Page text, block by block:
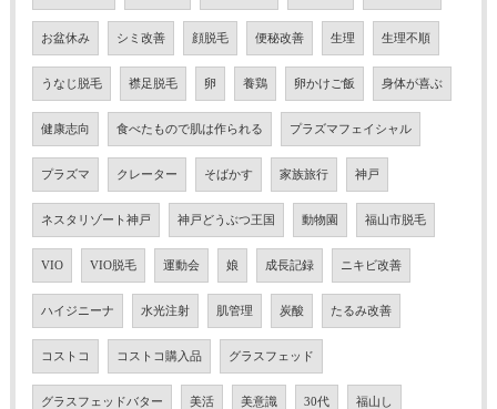
お盆休み シミ改善 顔脱毛 便秘改善 生理 生理不順
うなじ脱毛 襟足脱毛 卵 養鶏 卵かけご飯 身体が喜ぶ
健康志向 食べたもので肌は作られる プラズマフェイシャル
プラズマ クレーター そばかす 家族旅行 神戸
ネスタリゾート神戸 神戸どうぶつ王国 動物園 福山市脱毛
VIO VIO脱毛 運動会 娘 成長記録 ニキビ改善
ハイジニーナ 水光注射 肌管理 炭酸 たるみ改善
コストコ コストコ購入品 グラスフェッド
グラスフェッドバター 美活 美意識 30代 福山し